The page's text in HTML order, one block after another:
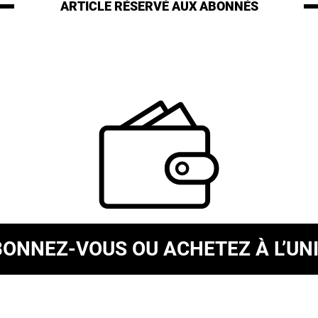
ARTICLE RÉSERVÉAUX ABONNÉS
VOUS OU ACHETEZ À